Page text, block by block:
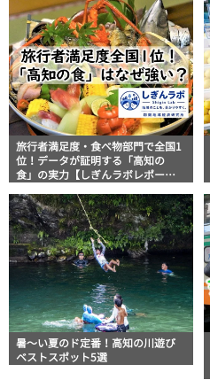
旅行者満足度・食べ物部門で全国1
位！データが証明する「高知の
食」の実力【しぎんラボレポー
暑～い夏のド定番！高知の川遊び
ベストスポット5選